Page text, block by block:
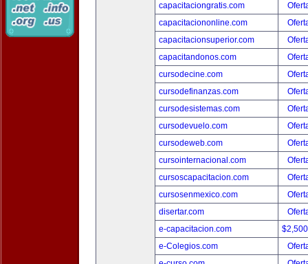
capacitaciongratis.com
capacitaciononline.com
capacitacionsuperior.com
capacitandonos.com
cursodecine.com
cursodefinanzas.com
cursodesistemas.com
cursodevuelo.com
cursodeweb.com
cursointernacional.com
cursoscapacitacion.com
cursosenmexico.com
disertar.com
e-capacitacion.com
e-Colegios.com